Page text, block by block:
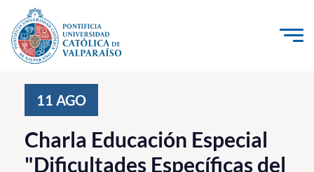
Click acá para ir directamente al contenido
Investigación, Creación e Innovación
PUCV Internacional
Vinculación con el Medio
11 AGO
Charla Educación Especial
"Dificultades Específicas del